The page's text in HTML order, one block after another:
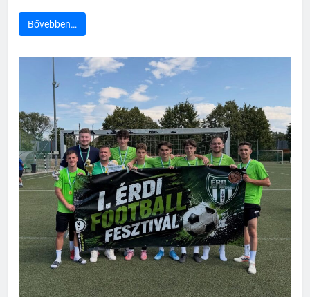
Bővebben…